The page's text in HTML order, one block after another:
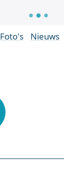
Foto's Nieuws